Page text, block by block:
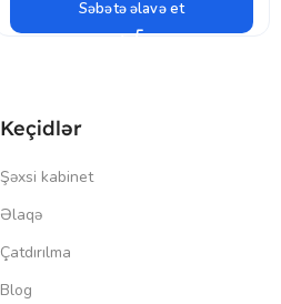
Səbətə əlavə et
Keçidlər
Şəxsi kabinet
Əlaqə
Çatdırılma
Blog